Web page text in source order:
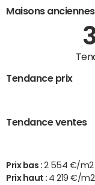
Maisons anciennes
Tendance prix
Tendance ventes
Prix bas : 2 554 €/m2
Prix haut : 4 219 €/m2